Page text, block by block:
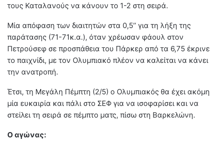
τους Καταλανούς να κάνουν το 1-2 στη σειρά.
Μία απόφαση των διαιτητών στα 0,5’’ για τη λήξη της
παράτασης (71-71κ.α.), όταν χρέωσαν φάουλ στον
Πετρούσεφ σε προσπάθεια του Πάρκερ από τα 6,75 έκρινε
το παιχνίδι, με τον Ολυμπιακό πλέον να καλείται να κάνει
την ανατροπή.
Έτσι, τη Μεγάλη Πέμπτη (2/5) ο Ολυμπιακός θα έχει ακόμη
μία ευκαιρία και πάλι στο ΣΕΦ για να ισοφαρίσει και να
στείλει τη σειρά σε πέμπτο ματς, πίσω στη Βαρκελώνη.
O αγώνας: